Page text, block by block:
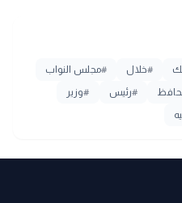
#خلال #مجلس النواب
#رئيس #وزير